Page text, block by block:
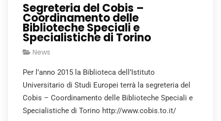
Segreteria del Cobis –
Coordinamento delle
Biblioteche Speciali e
Specialistiche di Torino
News
Per l’anno 2015 la Biblioteca dell’Istituto
Universitario di Studi Europei terrà la segreteria del
Cobis – Coordinamento delle Biblioteche Speciali e
Specialistiche di Torino http://www.cobis.to.it/